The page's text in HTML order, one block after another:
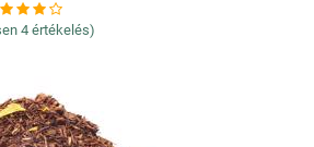
4 értékelés)